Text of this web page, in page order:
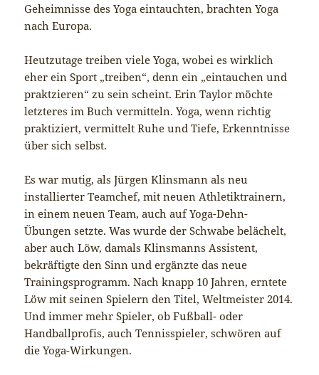
Geheimnisse des Yoga eintauchten, brachten Yoga
nach Europa.
Heutzutage treiben viele Yoga, wobei es wirklich
eher ein Sport „treiben“, denn ein „eintauchen und
praktzieren“ zu sein scheint. Erin Taylor möchte
letzteres im Buch vermitteln. Yoga, wenn richtig
praktiziert, vermittelt Ruhe und Tiefe, Erkenntnisse
über sich selbst.
Es war mutig, als Jürgen Klinsmann als neu
installierter Teamchef, mit neuen Athletiktrainern,
in einem neuen Team, auch auf Yoga-Dehn-
Übungen setzte. Was wurde der Schwabe belächelt,
aber auch Löw, damals Klinsmanns Assistent,
bekräftigte den Sinn und ergänzte das neue
Trainingsprogramm. Nach knapp 10 Jahren, erntete
Löw mit seinen Spielern den Titel, Weltmeister 2014.
Und immer mehr Spieler, ob Fußball- oder
Handballprofis, auch Tennisspieler, schwören auf
die Yoga-Wirkungen.